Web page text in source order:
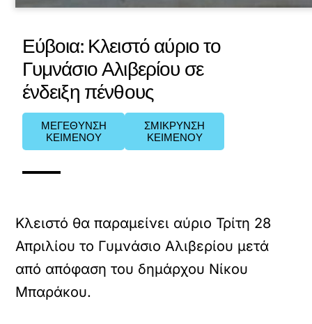
Εύβοια: Κλειστό αύριο το
Γυμνάσιο Αλιβερίου σε
ένδειξη πένθους
ΜΕΓΕΘΥΝΣΗ
ΚΕΙΜΕΝΟΥ
ΣΜΙΚΡΥΝΣΗ
ΚΕΙΜΕΝΟΥ
Κλειστό θα παραμείνει αύριο Τρίτη 28
Απριλίου το Γυμνάσιο Αλιβερίου μετά
από απόφαση του δημάρχου Νίκου
Μπαράκου.